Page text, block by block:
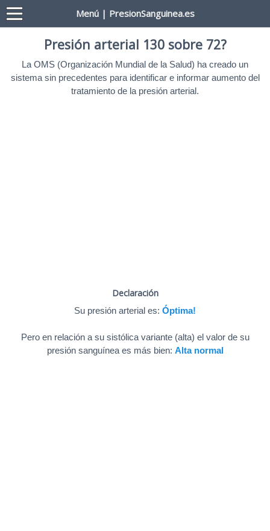
Menú | PresionSanguinea.es
Presión arterial 130 sobre 72?
La OMS (Organización Mundial de la Salud) ha creado un
sistema sin precedentes para identificar e informar aumento del
tratamiento de la presión arterial.
Declaración
Su presión arterial es: Óptima!
Pero en relación a su sistólica variante (alta) el valor de su
presión sanguínea es más bien: Alta normal